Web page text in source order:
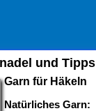
und Tipps
Garn für Häkeln
Natürliches Garn: